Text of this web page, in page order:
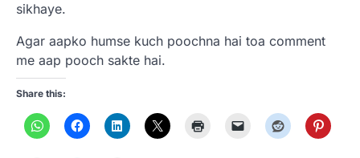
sikhaye.
Agar aapko humse kuch poochna hai toa comment
me aap pooch sakte hai.
Share this: